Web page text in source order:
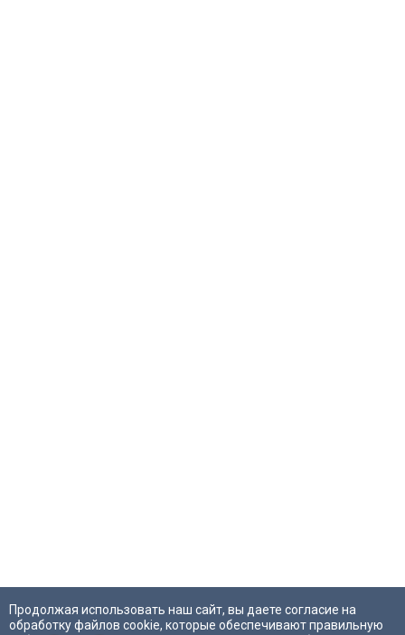
Продолжая использовать наш сайт, вы даете согласие на
обработку файлов cookie, которые обеспечивают правильную